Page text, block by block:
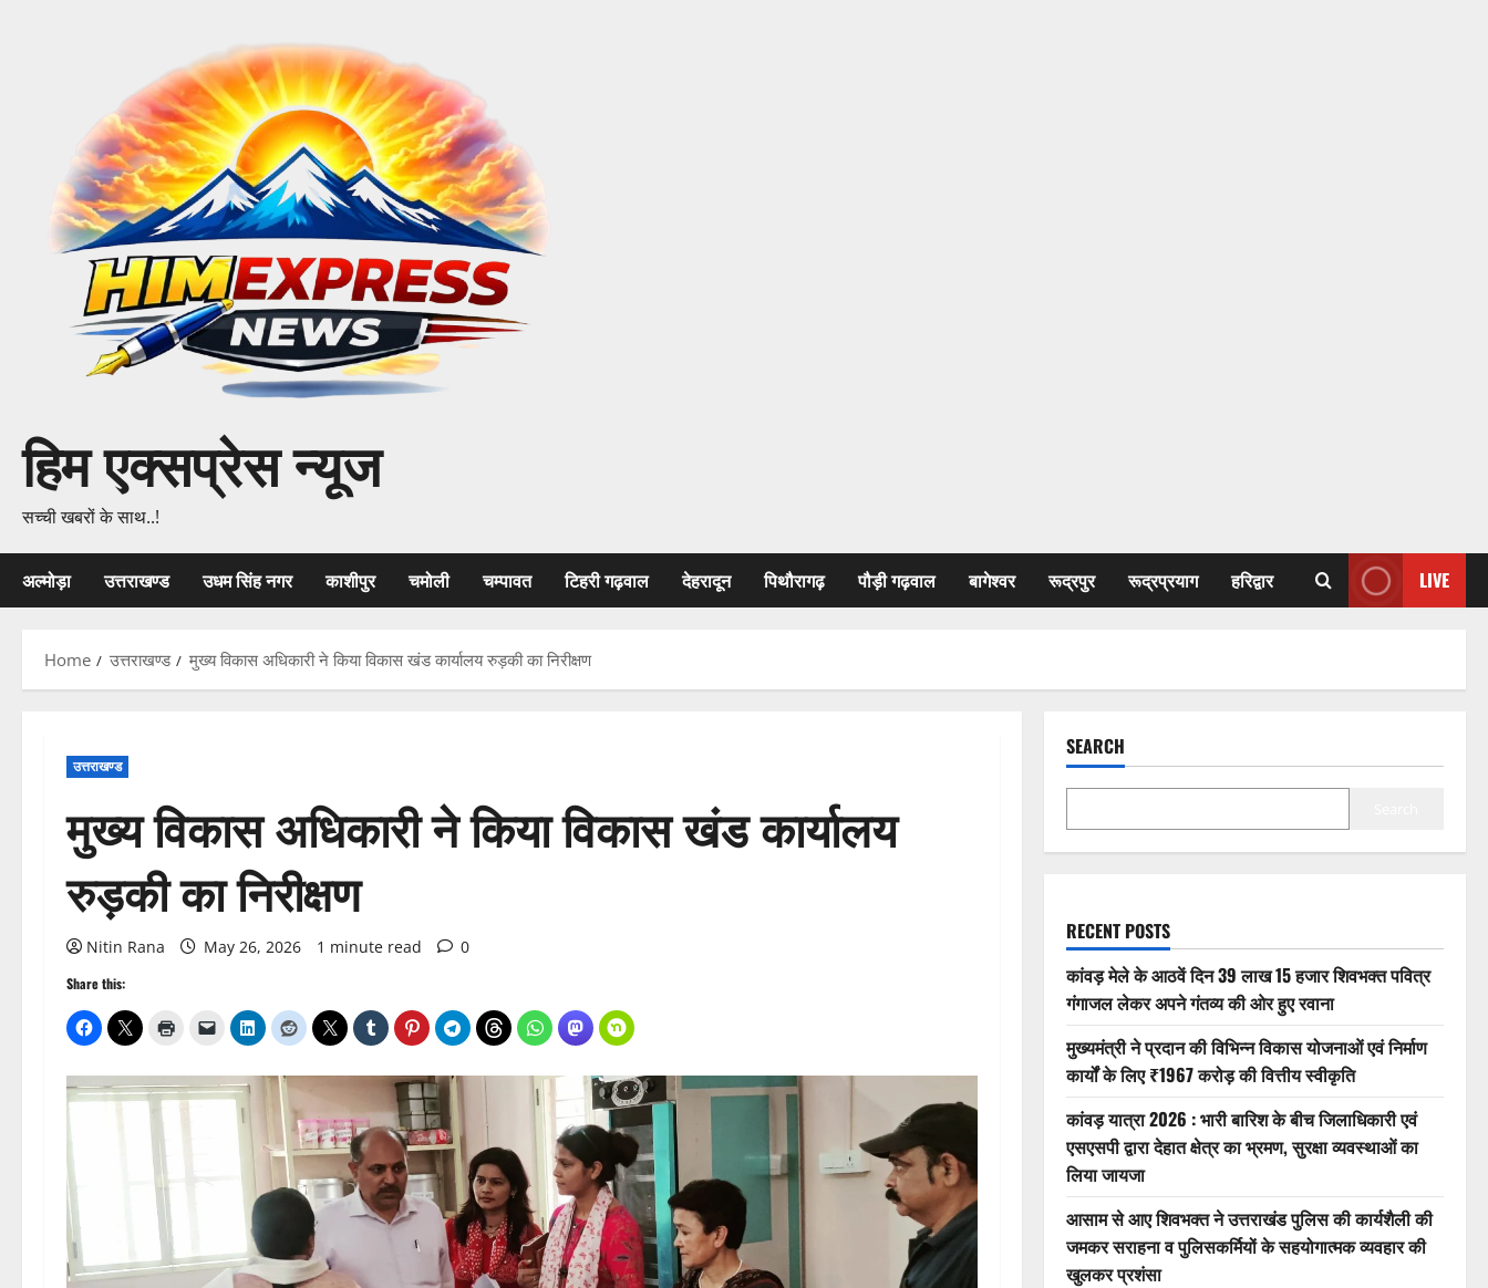
हिम एक्सप्रेस न्यूज
सच्ची खबरों के साथ..!
अल्मोड़ा उत्तराखण्ड उधम सिंह नगर काशीपुर चमोली चम्पावत टिहरी गढ़वाल देहरादून पिथौरागढ़ पौड़ी गढ़वाल बागेश्वर रूद्रपुर रूद्रप्रयाग हरिद्वार LIVE
Home उत्तराखण्ड मुख्य विकास अधिकारी ने किया विकास खंड कार्यालय रुड़की का निरीक्षण
उत्तराखण्ड
मुख्य विकास अधिकारी ने किया विकास खंड कार्यालय
रुड़की का निरीक्षण
Nitin Rana May 26, 2026 1 minute read 0
Share this:
SEARCH
RECENT POSTS
कांवड़ मेले के आठवें दिन 39 लाख 15 हजार शिवभक्त पवित्र
गंगाजल लेकर अपने गंतव्य की ओर हुए रवाना
मुख्यमंत्री ने प्रदान की विभिन्न विकास योजनाओं एवं निर्माण
कार्यों के लिए ₹1967 करोड़ की वित्तीय स्वीकृति
कांवड़ यात्रा 2026 : भारी बारिश के बीच जिलाधिकारी एवं
एसएसपी द्वारा देहात क्षेत्र का भ्रमण, सुरक्षा व्यवस्थाओं का
लिया जायजा
आसाम से आए शिवभक्त ने उत्तराखंड पुलिस की कार्यशैली की
जमकर सराहना व पुलिसकर्मियों के सहयोगात्मक व्यवहार की
खुलकर प्रशंसा